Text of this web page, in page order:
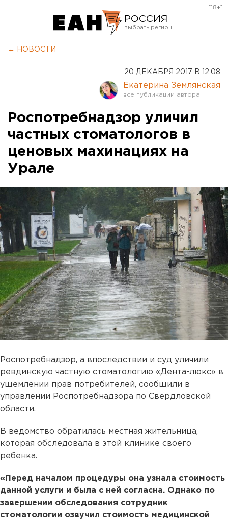
РОССИЯ
Оренбург
[18+]
← НОВОСТИ
20 ДЕКАБРЯ 2017 В 12:08
Екатерина Землянская
Роспотребнадзор уличил
частных стоматологов в
ценовых махинациях на
Урале
Роспотребнадзор, а впоследствии и суд уличили
ревдинскую частную стоматологию «Дента-люкс» в
ущемлении прав потребителей, сообщили в
управлении Роспотребнадзора по Свердловской
области.
В ведомство обратилась местная жительница,
которая обследовала в этой клинике своего
ребенка.
«Перед началом процедуры она узнала стоимость
данной услуги и была с ней согласна. Однако по
завершении обследования сотрудник
стоматологии озвучил стоимость медицинской